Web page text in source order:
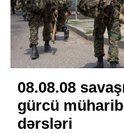
08.08.08
gürcü
dərsləri